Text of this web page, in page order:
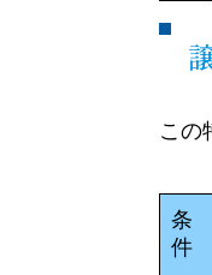
この
条
件